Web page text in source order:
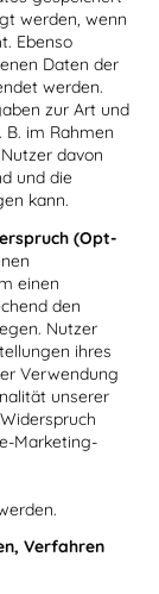
werden, wenn
Ebenso
Daten der
werden.
zur Art und
B. im Rahmen
davon
und die
kann.
(Opt-
einen
den
Nutzer
ihres
Verwendung
unserer
Marketing-
Verfahren